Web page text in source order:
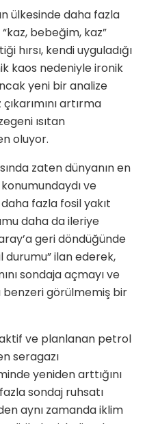
ülkesinde daha fazla
bebeğim, kaz”
hırsı, kendi uyguladığı
kaos nedeniyle ironik
yeni bir analize
artırma
ısıtan
oluyor.
zaten dünyanın en
ve
fazla fosil yakıt
daha da ileriye
geri döndüğünde
durumu” ilan ederek,
sondaja açmayı ve
benzeri görülmemiş bir
aktif ve planlanan petrol
seragazı
yeniden arttığını
sondaj ruhsatı
aynı zamanda iklim